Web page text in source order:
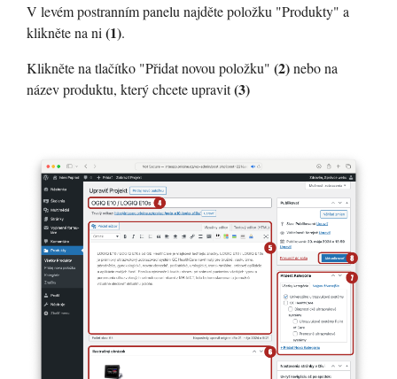
V levém postranním panelu najděte položku "Produkty" a
klikněte na ni (1).
Klikněte na tlačítko "Přidat novou položku" (2)nebo na
název produktu, který chcete upravit(3)